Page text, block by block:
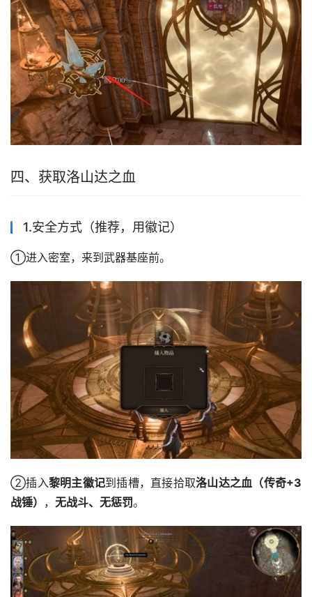
四、获取洛山达之血
1.安全方式（推荐，用徽记）
①进入密室，来到武器基座前。
②插入黎明主徽记到插槽，直接拾取洛山达之血（传奇+3
战锤） ， 无战斗、无惩罚。